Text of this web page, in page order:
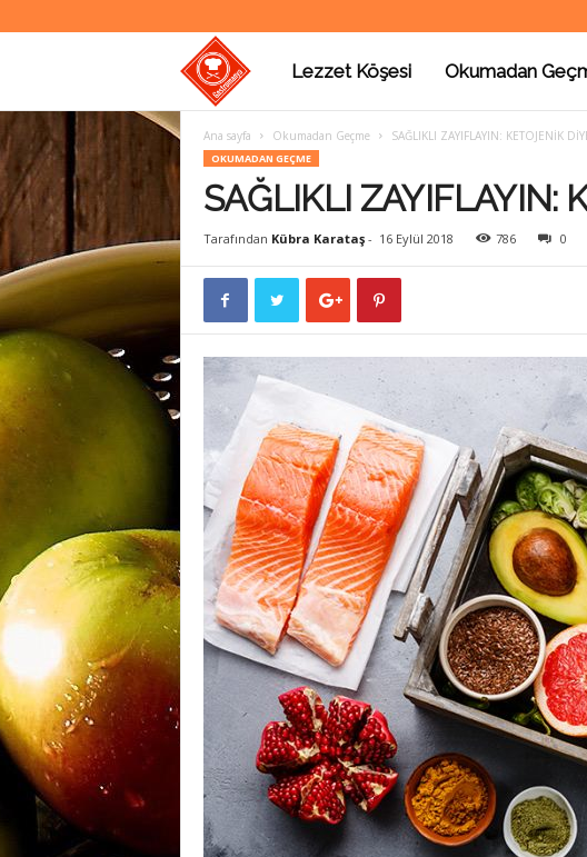
a
t
r
o
m
a
n
y
a
Lezzet Köşesi Okumadan
Ana sayfa Okumadan Geçme SAĞLIKLI ZAYIFLAYIN: KETOJENİK
OKUMADAN GEÇME
SAĞLIKLI ZAYIFLAYIN:
Tarafından Kübra Karataş- 16 Eylül 2018 786 0